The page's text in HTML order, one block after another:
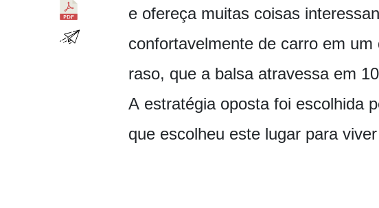
e ofereça muitas coisas
confortavelmente de carro em
raso, que a balsa atravessa em
A estratégia oposta foi escolhida
que escolheu este lugar para